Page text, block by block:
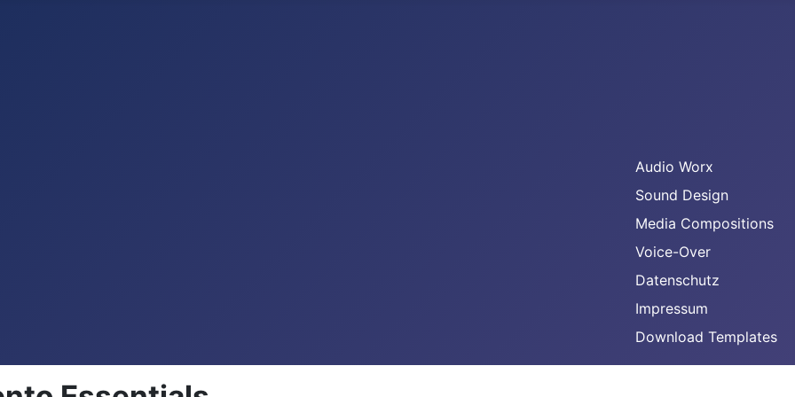
Audio Worx
Sound Design
Media Compositions
Voice-Over
Datenschutz
Impressum
Download Templates